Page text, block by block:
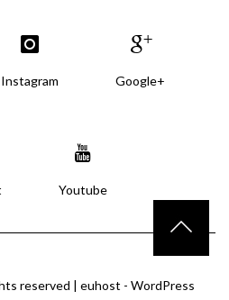
Instagram Google+
Youtube
reserved | euhost - WordPress